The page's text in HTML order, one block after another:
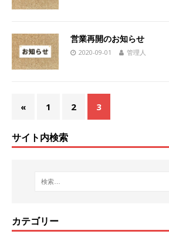
営業再開のお知らせ
2020-09-01 管理人
« 1 2 3
サイト内検索
カテゴリー